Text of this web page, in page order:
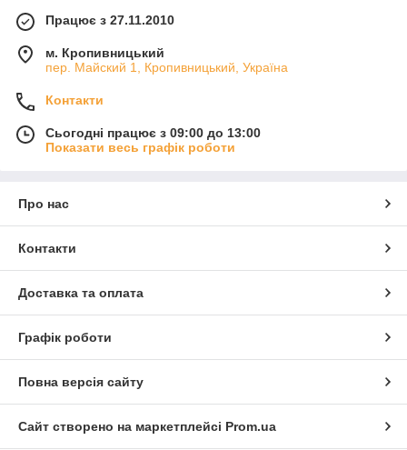
Працює з 27.11.2010
м. Кропивницький
пер. Майский 1, Кропивницький, Україна
Контакти
Сьогодні працює з 09:00 до 13:00
Показати весь графік роботи
Про нас
Контакти
Доставка та оплата
Графік роботи
Повна версія сайту
Сайт створено на маркетплейсі Prom.ua